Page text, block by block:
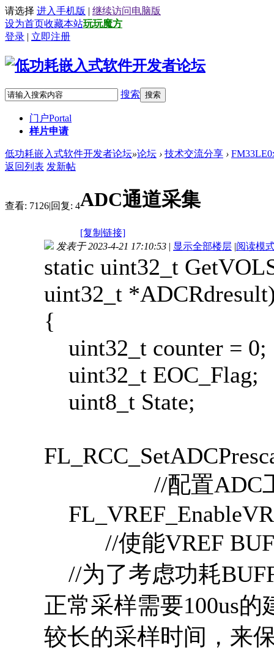
请选择 进入手机版 | 继续访问电脑版
设为首页收藏本站玩玩魔方
登录 | 立即注册
搜索 搜索
门户Portal
样片申请
低功耗嵌入式软件开发者论坛»论坛 › 技术交流分享 ›
返回列表 发新帖
查看: 7126|回复: 4ADC通道采集
[复制链接]
发表于 2023-4-21 17:10:53 | 显示全部楼层 |阅读模
static uint32_t
uint32_t
{
uint32_t counter = 0;
uint32_t EOC_Flag;
uint8_t State;
//配置ADC工
//使能VREF
//为了考虑功耗
正常采样需要100us
较长的采样时间，来